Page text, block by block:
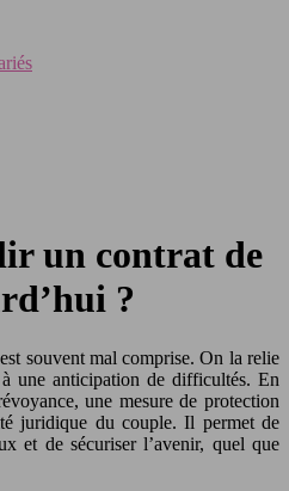
un contrat de
?
souvent mal comprise. On la relie
une anticipation de difficultés. En
une mesure de protection
juridique du couple. Il permet de
et de sécuriser l’avenir, quel que